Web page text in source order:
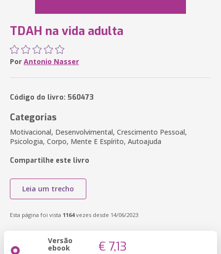
TDAH na vida adulta
Por Antonio Nasser
Código do livro: 560473
Categorias
Motivacional, Desenvolvimental, Crescimento Pessoal,
Psicologia, Corpo, Mente E Espírito, Autoajuda
Compartilhe este livro
Leia um trecho
Esta página foi vista 1164vezes desde 14/06/2023
Versão
ebook € 7,13